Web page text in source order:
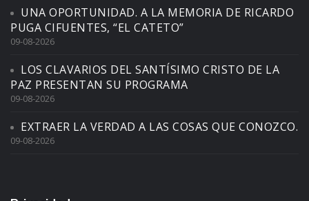
UNA OPORTUNIDAD. A LA MEMORIA DE RICARDO
PUGA CIFUENTES, “EL CATETO”
09-08-2026
LOS CLAVARIOS DEL SANTÍSIMO CRISTO DE LA
PAZ PRESENTAN SU PROGRAMA
09-08-2026
EXTRAER LA VERDAD A LAS COSAS QUE CONOZCO.
09-08-2026